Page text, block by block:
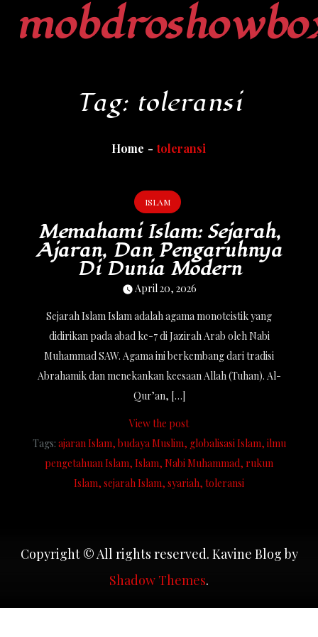
Tag: toleransi
Home toleransi
ISLAM
Memahami Islam: Sejarah,
Ajaran, Dan Pengaruhnya
Di Dunia Modern
April 20, 2026
Sejarah Islam Islam adalah agama monoteistik yang
didirikan pada abad ke-7 di Jazirah Arab oleh Nabi
Muhammad SAW. Agama ini berkembang dari tradisi
Abrahamik dan menekankan keesaan Allah (Tuhan). Al-
Qur’an, […]
View the post
Tags: ajaran Islam budaya Muslim globalisasi Islam ilmu
pengetahuan Islam Islam Nabi Muhammad rukun
Islam sejarah Islam syariah toleransi
Copyright © All rights reserved. Kavine Blog by
Shadow Themes.